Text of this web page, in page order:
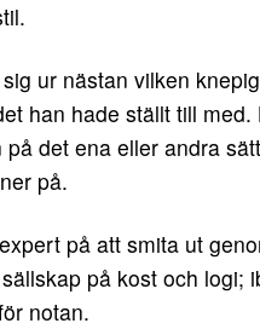
ur nästan vilken
han hade ställt till
det ena eller andra
på.
på att smita ut
på kost och logi;
notan.